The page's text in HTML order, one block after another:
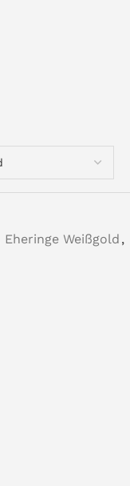
Eheringe Weißgold ,